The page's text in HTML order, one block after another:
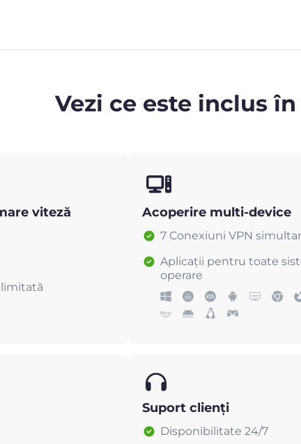
Vezi ce este inclus
viteză Acoperire multi-device
7 Conexiuni VPN
Aplicații pentru toate
operare
Suport clienți
Disponibilitate 24/7